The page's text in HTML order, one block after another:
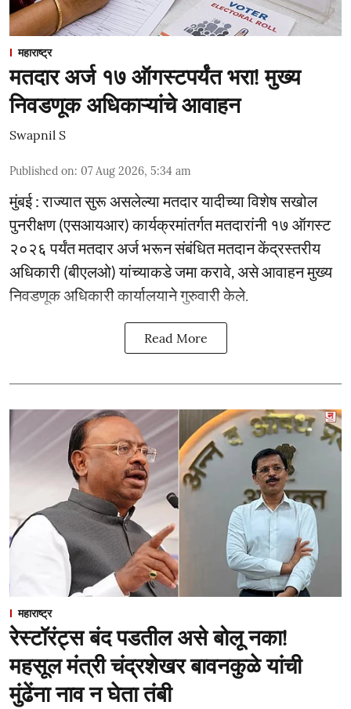
महाराष्ट्र
मतदार अर्ज १७ ऑगस्टपर्यंत भरा! मुख्य
निवडणूक अधिकाऱ्यांचे आवाहन
Swapnil S
Published on: 07 Aug 2026, 5:34 am
मुंबई : राज्यात सुरू असलेल्या मतदार यादीच्या विशेष सखोल
पुनरीक्षण (एसआयआर) कार्यक्रमांतर्गत मतदारांनी १७ ऑगस्ट
२०२६ पर्यंत मतदार अर्ज भरून संबंधित मतदान केंद्रस्तरीय
अधिकारी (बीएलओ) यांच्याकडे जमा करावे, असे आवाहन मुख्य
निवडणूक अधिकारी कार्यालयाने गुरुवारी केले.
Read More
महाराष्ट्र
रेस्टॉरंट्स बंद पडतील असे बोलू नका!
महसूल मंत्री चंद्रशेखर बावनकुळे यांची
मुंढेंना नाव न घेता तंबी